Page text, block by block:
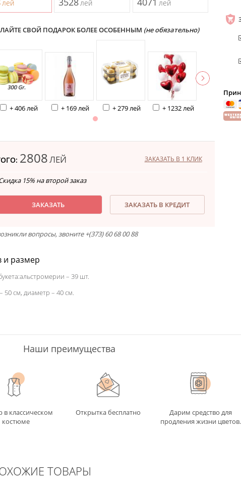
лей лей лей
СВОЙ ПОДАРОК БОЛЕЕ ОСОБЕННЫМ (не обязательно)
+ 406 лей + 169 лей + 279 лей + 1232 лей
2808ЛЕЙ ЗАКАЗАТЬ В 1 КЛИК
15% на второй заказ
ЗАКАЗАТЬ ЗАКАЗАТЬ В КРЕДИТ
вопросы, звоните +(373) 60 68 00 88
и размер
– 39 шт.
50 см, диаметр – 40 см.
Наши преимущества
в классическом
костюме
Открытка бесплатно
Дарим средство для
продления жизни цветов.
ТОВАРЫ